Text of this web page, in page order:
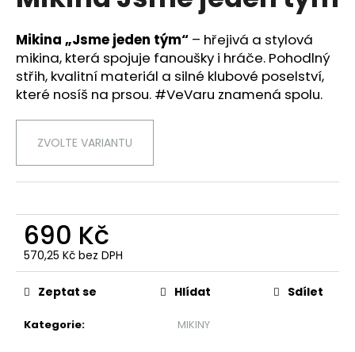
z
5
hvězdiček.
Mikina „Jsme jeden tým“ – hřejivá a stylová
mikina, která spojuje fanoušky i hráče. Pohodlný
střih, kvalitní materiál a silné klubové poselství,
které nosíš na prsou. #VeVaru znamená spolu.
ZVOLTE VARIANTU
690 Kč
570,25 Kč bez DPH
Měrná
cena:
Kategorie: MIKINY
Zeptat se Hlídat Sdílet
j
í
t
?
HLEDAT
D
o
p